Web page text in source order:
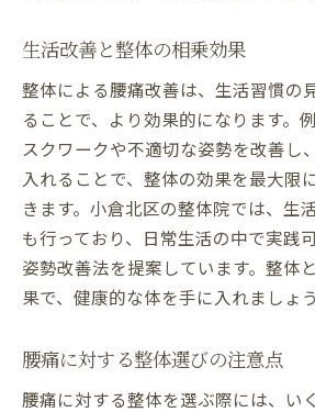
生活改善と整体の相乗効果
整体による腰痛改善は、生活習慣の
ることで、より効果的になります。
スクワークや不適切な姿勢を改善し
入れることで、整体の効果を最大限
きます。小倉北区の整体院では、生
も行っており、日常生活の中で実践
姿勢改善法を提案しています。整体
果で、健康的な体を手に入れましょう
腰痛に対する整体選びの注意点
腰痛に対する整体を選ぶ際には、い